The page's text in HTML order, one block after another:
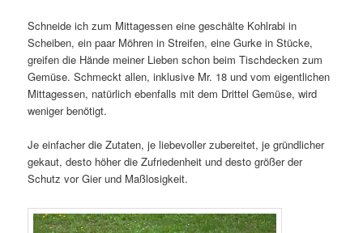
Schneide ich zum Mittagessen eine geschälte Kohlrabi in
Scheiben, ein paar Möhren in Streifen, eine Gurke in Stücke,
greifen die Hände meiner Lieben schon beim Tischdecken zum
Gemüse. Schmeckt allen, inklusive Mr. 18 und vom eigentlichen
Mittagessen, natürlich ebenfalls mit dem Drittel Gemüse, wird
weniger benötigt.
Je einfacher die Zutaten, je liebevoller zubereitet, je gründlicher
gekaut, desto höher die Zufriedenheit und desto größer der
Schutz vor Gier und Maßlosigkeit.